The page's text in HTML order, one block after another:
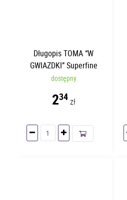
Długopis TOMA “W
GWIAZDKI” Superfine
Czarny TO-059
dostępny
234zł